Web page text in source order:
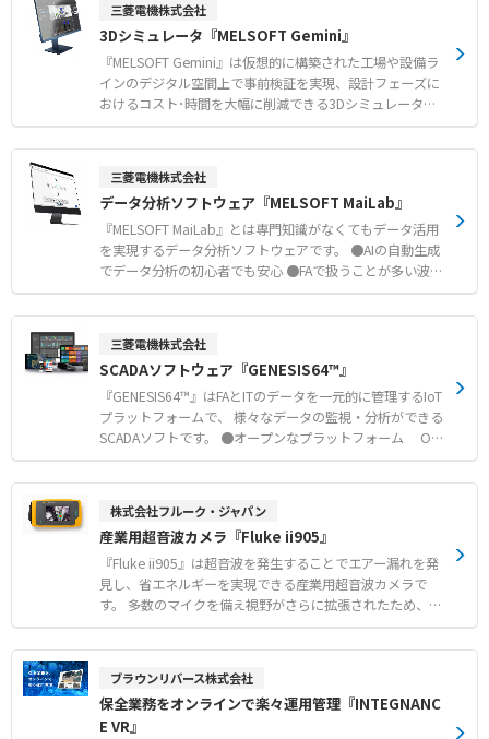
可能 ●最新のVR（Virtual Reality）技術に対応 ・Oculus
Rift, HTC Vive といった一般的なVR ヘッドセットに対応
きる設備を対象としています。 なお、プレス機など衝撃振
動が発生する設備、AGVなど自走による振動が発生する設
備は、対象外としています。
三菱電機株式会社
3Dシミュレータ『MELSOFT Gemini』
『MELSOFT Gemini』は仮想的に構築された工場や設備ラ
インのデジタル空間上で事前検証を実現、設計フェーズに
おけるコスト･時間を大幅に削減できる3Dシミュレータで
す。 ●豊富なeカタログによる簡単な設備レイアウト ロ
ボット、コンベア、加工機などラインレイアウト検証に必
もMELFA RV-FRシリーズ、RV-CRシリーズを中心にライン
ナップ。 パーツをドラッグ＆ドロップし、簡単な設定を
するだけで、レイアウトを構築可能。 ●装置動作、制御プ
ログラムの事前検証 3DシミュレータとMELSOFTシミュ
レータを同期させた連携動作により、制御ロジックを3D上
で確認可能。 実機レスでの事前検証を実現。 ●システ
ムレコーダ連携による異常再現機能 ログデータのラダー
を比較可能。 異常発生時の状況を詳細に確認することで
迅速なトラブルシューティングを実現。
三菱電機株式会社
データ分析ソフトウェア『MELSOFT MaiLab』
『MELSOFT MaiLab』とは専門知識がなくてもデータ活用
を実現するデータ分析ソフトウェアです。 ●AIの自動生成
でデータ分析の初心者でも安心 ●FAで扱うことが多い波形
データの処理が得意 ●分析と診断をひとつのツールででき
る ●三菱電機FA機器との親和性が高い
三菱電機株式会社
SCADAソフトウェア『GENESIS64™』
『GENESIS64™』はFAとITのデータを一元的に管理するIoT
プラットフォームで、 様々なデータの監視・分析ができる
SCADAソフトです。 ●オープンなプラットフォーム OP
C™、MODBUS®といった業界標準のオープンなプロトコル
に対応しており、様々な機器と簡単に接続できます。ま
システムとITシステムの統合に大きく貢献します。 ●監視
データの体系化 異なるシステムから取得したデータを体
系的に整理し、見える化できます。システム全体から設
備・機器単位までの管理が可能になり、設計から運用・保
守に至るライフサイクル全体にわたって、効率的なシステ
ム運用を実現します。 ●豊富な見える化手段 Webブラ
ウザやモバイルアプリを介した監視に対応しており、パソ
ど、機器を選ばない監視システムを構築できます。また3D
モデルやARにも対応しており、多彩な監視画面を構築でき
ます。
株式会社フルーク・ジャパン
産業用超音波カメラ『Fluke ii905』
『Fluke ii905』は超音波を発生することでエアー漏れを発
見し、省エネルギーを実現できる産業用超音波カメラで
す。 多数のマイクを備え視野がさらに拡張されたため、騒
音のある環境でも圧縮空気システムの空気、ガス、真空漏
れ箇所をすばやく、正確に検出できます。 ●空圧機器の空
縮 ●生産ラインの信頼性向上 ●CO₂排出量の試算機能や
コスト効果の試算機能も搭載
ブラウンリバース株式会社
保全業務をオンラインで楽々運用管理『INTEGNANC
E VR』